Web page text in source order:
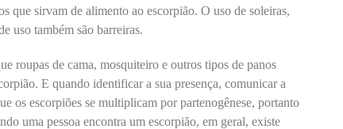
que sirvam de alimento ao escorpião. O uso de soleiras,
uso também são barreiras.
roupas de cama, mosquiteiro e outros tipos de panos
E quando identificar a sua presença, comunicar a
os escorpiões se multiplicam por partenogênese, portanto
uma pessoa encontra um escorpião, em geral, existe